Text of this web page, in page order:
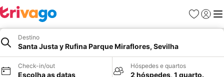
Favoritos
Iniciar
Destino
Santa Justa y Rufina Parque Miraflores, Sevilha
Check-in/out
Escolha as datas
Hóspedes e quartos
2 hóspedes, 1 quarto.